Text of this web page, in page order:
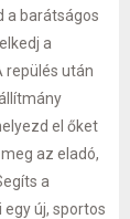
a barátságos
a
repülés után
el őket
az eladó,
a
új, sportos